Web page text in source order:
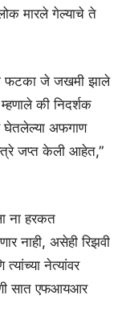
मारले गेल्याचे ते
फटका जे जखमी झाले
की निदर्शक
घेतलेल्या अफगाण
जप्त केली आहेत,”
ना हरकत
नाही, असेही रिझवी
नेत्यांवर
सात एफआयआर